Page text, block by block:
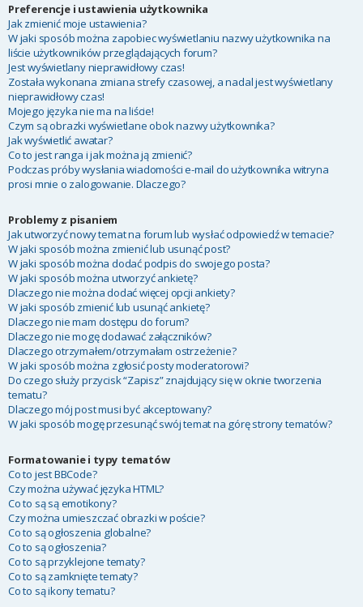
Preferencje i ustawienia użytkownika
Jak zmienić moje ustawienia?
W jaki sposób można zapobiec wyświetlaniu nazwy użytkownika na
liście użytkowników przeglądających forum?
Jest wyświetlany nieprawidłowy czas!
Została wykonana zmiana strefy czasowej, a nadal jest wyświetlany
nieprawidłowy czas!
Mojego języka nie ma na liście!
Czym są obrazki wyświetlane obok nazwy użytkownika?
Jak wyświetlić awatar?
Co to jest ranga i jak można ją zmienić?
Podczas próby wysłania wiadomości e-mail do użytkownika witryna
prosi mnie o zalogowanie. Dlaczego?
Problemy z pisaniem
Jak utworzyć nowy temat na forum lub wysłać odpowiedź w temacie?
W jaki sposób można zmienić lub usunąć post?
W jaki sposób można dodać podpis do swojego posta?
W jaki sposób można utworzyć ankietę?
Dlaczego nie można dodać więcej opcji ankiety?
W jaki sposób zmienić lub usunąć ankietę?
Dlaczego nie mam dostępu do forum?
Dlaczego nie mogę dodawać załączników?
Dlaczego otrzymałem/otrzymałam ostrzeżenie?
W jaki sposób można zgłosić posty moderatorowi?
Do czego służy przycisk “Zapisz” znajdujący się w oknie tworzenia
tematu?
Dlaczego mój post musi być akceptowany?
W jaki sposób mogę przesunąć swój temat na górę strony tematów?
Formatowanie i typy tematów
Co to jest BBCode?
Czy można używać języka HTML?
Co to są są emotikony?
Czy można umieszczać obrazki w poście?
Co to są ogłoszenia globalne?
Co to są ogłoszenia?
Co to są przyklejone tematy?
Co to są zamknięte tematy?
Co to są ikony tematu?